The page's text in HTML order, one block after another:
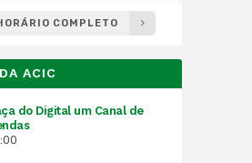
COMPLETO
ACIC
do Digital um Canal de